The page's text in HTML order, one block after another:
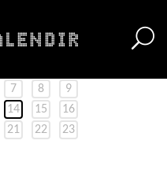
7 8
9
14 15
16
21 22 23